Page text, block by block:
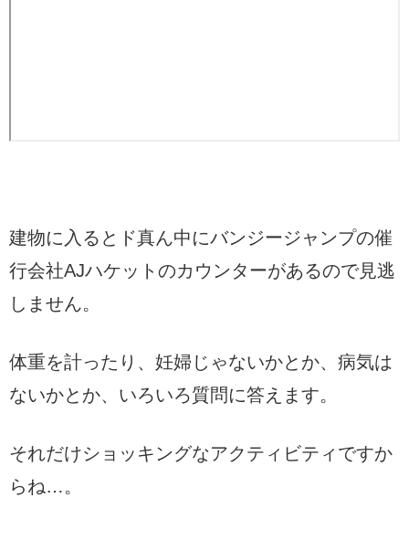
建物に入るとド真ん中にバンジージャンプの催
行会社AJハケットのカウンターがあるので見逃
しません。
体重を計ったり、妊婦じゃないかとか、病気は
ないかとか、いろいろ質問に答えます。
それだけショッキングなアクティビティですか
らね…。